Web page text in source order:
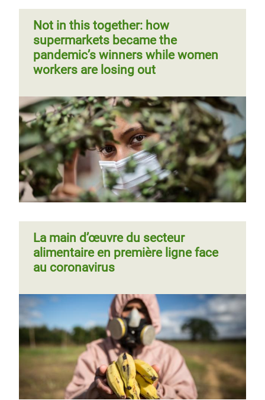
Pauvreté et inégalités : les
principaux ingrédients des chaînes
d'approvisionnement des
supermarchés
Not in this together: how
supermarkets became the
pandemic’s winners while women
workers are losing out
La main d’œuvre du secteur
alimentaire en première ligne face
au coronavirus